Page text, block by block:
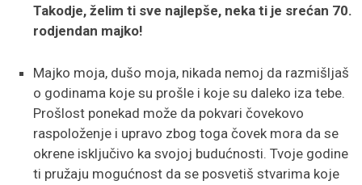
Takodje, želim ti sve najlepše, neka ti je srećan 70.
rodjendan majko!
Majko moja, dušo moja, nikada nemoj da razmišljaš
o godinama koje su prošle i koje su daleko iza tebe.
Prošlost ponekad može da pokvari čovekovo
raspoloženje i upravo zbog toga čovek mora da se
okrene isključivo ka svojoj budućnosti. Tvoje godine
ti pružaju mogućnost da se posvetiš stvarima koje